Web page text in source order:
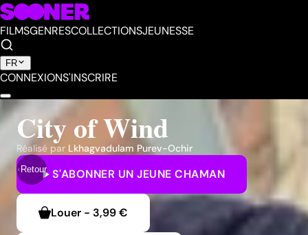
FILMSGENRESCOLLECTIONSJEUNESSE
FR
CONNEXIONS'INSCRIRE
Retour
City of Wind
Réalisé par Lkhagvadulam Purev-Ochir
S'ABONNER UN JEUNE CHAMAN
Louer - 3,99 €